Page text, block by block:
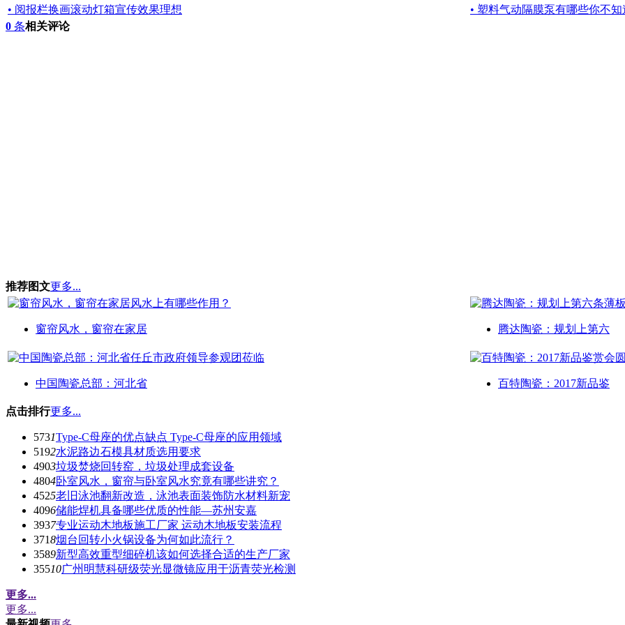
• 阅报栏换画滚动灯箱宣传效果理想
• 塑料气动隔膜泵有哪些你不知
0 条相关评论
推荐图文更多...
窗帘风水，窗帘在家居 腾达陶瓷：规划上第六
中国陶瓷总部：河北省 百特陶瓷：2017新品鉴
点击排行更多...
5731Type-C母座的优点缺点 Type-C母座的应用领域
5192水泥路边石模具材质选用要求
4903垃圾焚烧回转窑，垃圾处理成套设备
4804卧室风水，窗帘与卧室风水究竟有哪些讲究？
4525老旧泳池翻新改造，泳池表面装饰防水材料新宠
4096储能焊机具备哪些优质的性能—苏州安嘉
3937专业运动木地板施工厂家 运动木地板安装流程
3718烟台回转小火锅设备为何如此流行？
3589新型高效重型细碎机该如何选择合适的生产厂家
35510广州明慧科研级荧光显微镜应用于沥青荧光检测
更多...
更多...